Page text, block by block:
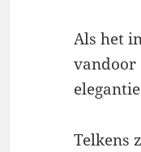
Als het
vandoor
Telkens